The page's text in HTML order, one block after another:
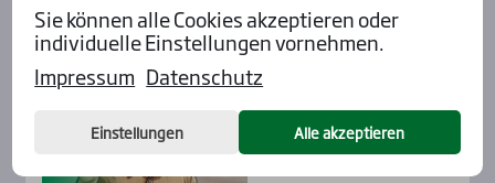
Fabs
Idao de Til­lard ist wie­der
der Alte!
Sie können alle Cookies akzeptieren oder
individuelle Einstellungen vornehmen.
Impressum Datenschutz
Einstellungen Alle akzeptieren